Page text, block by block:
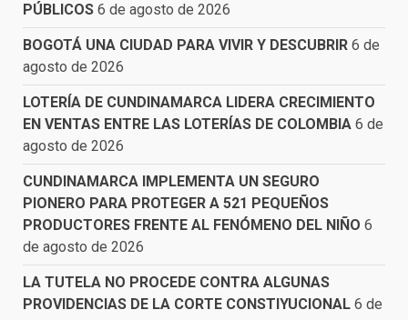
PÚBLICOS 6 de agosto de 2026
BOGOTÁ UNA CIUDAD PARA VIVIR Y DESCUBRIR 6 de
agosto de 2026
LOTERÍA DE CUNDINAMARCA LIDERA CRECIMIENTO
EN VENTAS ENTRE LAS LOTERÍAS DE COLOMBIA 6 de
agosto de 2026
CUNDINAMARCA IMPLEMENTA UN SEGURO
PIONERO PARA PROTEGER A 521 PEQUEÑOS
PRODUCTORES FRENTE AL FENÓMENO DEL NIÑO 6
de agosto de 2026
LA TUTELA NO PROCEDE CONTRA ALGUNAS
PROVIDENCIAS DE LA CORTE CONSTIYUCIONAL 6 de